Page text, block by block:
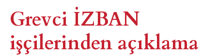
Grevci İZBAN
işçilerinden açıklama